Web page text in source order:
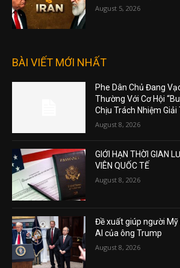
August 5, 2026
BÀI VIẾT MỚI NHẤT
Phe Dân Chủ Đang
Thường Với Cơ Hội
Chịu Trách Nhiệm Giải
August 8, 2026
GIỚI HẠN THỜI GIAN
VIÊN QUỐC TẾ
August 8, 2026
Đề xuất giúp người
AI của ông Trump
August 8, 2026